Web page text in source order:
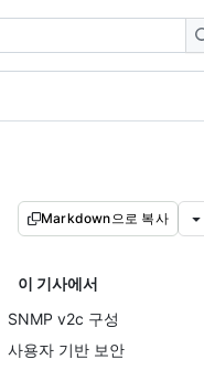
Markdown으로 복사
이 기사에서
SNMP v2c 구성
사용자 기반 보안